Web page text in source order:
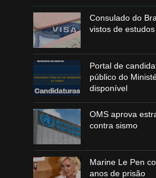
Consulado do
vistos de
Portal de
público do
disponível
OMS aprova
contra sismo
Marine Le Pen
anos de prisão